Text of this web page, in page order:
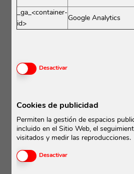
_ga_<container-
id>
Google Analytics
Activar o desactivar las cookies
Desactivar
Cookies de publicidad
Permiten la gestión de espacios
incluido en el Sitio Web, el
visitados y medir las reproducciones.
Activar o desactivar las cookies
Desactivar